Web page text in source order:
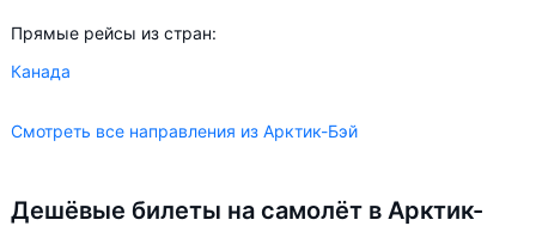
Прямые рейсы из стран:
Канада
Смотреть все направления из Арктик-Бэй
Дешёвые билеты на самолёт в Арктик-